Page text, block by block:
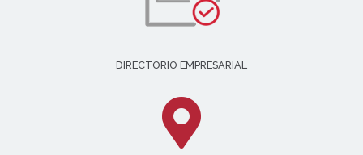
DIRECTORIO EMPRESARIAL